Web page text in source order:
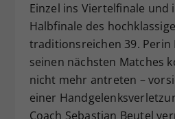
Einzel ins Viertelfinale und
Halbfinale des
traditionsreichen 39. Perin
seinen nächsten Matches
nicht mehr antreten –
einer
Coach Sebastian Beutel